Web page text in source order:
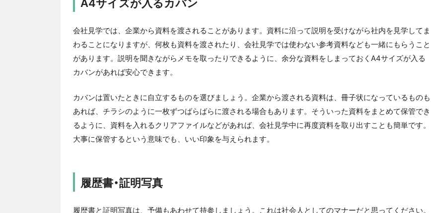
会社見学では、企業から資料を渡されることがあります。資料に沿って説明を受けながら社内を見学してま
わることになりますが、何枚も資料を渡されたり、会社見学では使わない参考資料なども一緒にもらうこと
があります。説明を聞きながらメモを取ったりできるように、余分な資料をしまっておくA4サイズが入る
カバンがあれば安心できます。
カバンは置いたときに自立するものを選びましょう。企業から渡される資料は、冊子状になっているものも
あれば、チラシのように一枚ずつばらばらに渡される場合もあります。そういった資料をまとめて保管でき
るように、資料を入れるクリアファイルなどがあれば、会社見学中に再度資料を取り出すことも簡単です。
大事に保管するという意味でも、いい印象を与えられます。
履歴書・証明写真
履歴書と証明写真は、予備もあわせて持参しましょう。これは社会人としてのマナーだと思ってください。